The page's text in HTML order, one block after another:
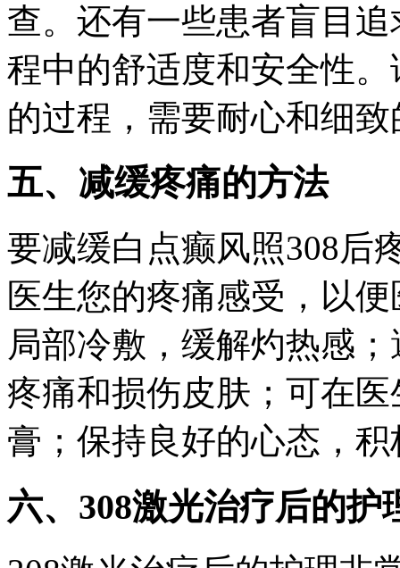
查。还有一些患者盲目
程中的舒适度和安全性
的过程，需要耐心和细
五、减缓疼痛的方法
要减缓白点癫风照308后
医生您的疼痛感受，以
局部冷敷，缓解灼热感
疼痛和损伤皮肤；可在
膏；保持良好的心态，
六、308激光治疗后的护